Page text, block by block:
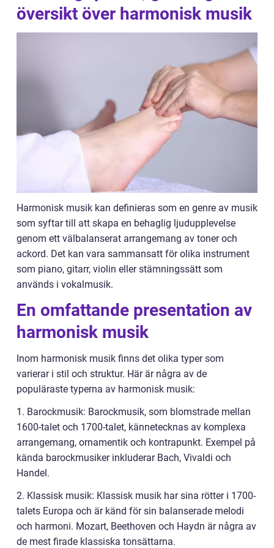
översikt över harmonisk musik
Harmonisk musik kan definieras som en genre av musik
som syftar till att skapa en behaglig ljudupplevelse
genom ett välbalanserat arrangemang av toner och
ackord. Det kan vara sammansatt för olika instrument
som piano, gitarr, violin eller stämningssätt som
används i vokalmusik.
En omfattande presentation av
harmonisk musik
Inom harmonisk musik finns det olika typer som
varierar i stil och struktur. Här är några av de
populäraste typerna av harmonisk musik:
1. Barockmusik: Barockmusik, som blomstrade mellan
1600-talet och 1700-talet, kännetecknas av komplexa
arrangemang, ornamentik och kontrapunkt. Exempel på
kända barockmusiker inkluderar Bach, Vivaldi och
Handel.
2. Klassisk musik: Klassisk musik har sina rötter i 1700-
talets Europa och är känd för sin balanserade melodi
och harmoni. Mozart, Beethoven och Haydn är några av
de mest firade klassiska tonsättarna.